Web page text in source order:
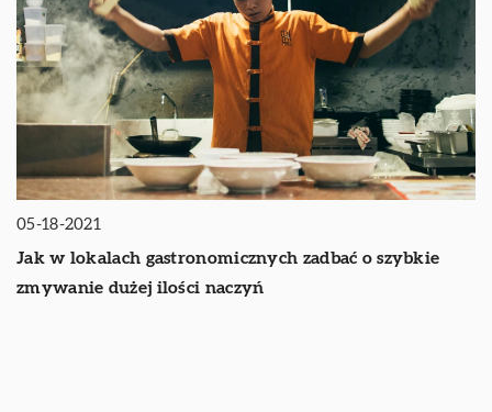
05-18-2021
Jak w lokalach gastronomicznych zadbać o szybkie
zmywanie dużej ilości naczyń